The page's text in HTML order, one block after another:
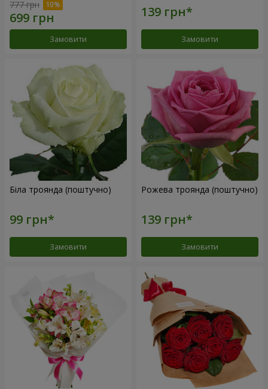
777 грн
Замовити Замовити
Біла троянда (поштучно)
Замовити
Рожева троянда (поштучно)
Замовити